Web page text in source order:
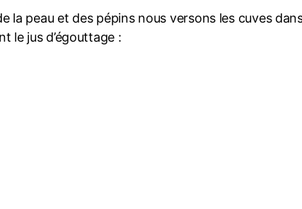
la peau et des pépins nous versons les cuves
le jus d’égouttage :